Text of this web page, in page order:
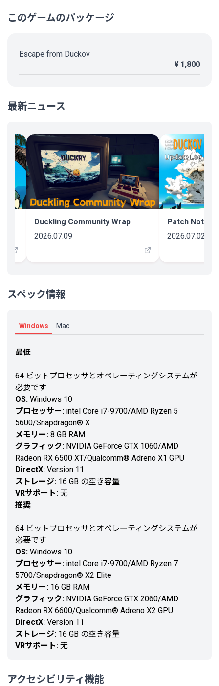
全体的に低難易度を前提とした動きをしてきていると思うけど、その調整のや
ないゲームがあったけど、そのゲームはゲーム性や実際のプレイ感も含め、こ
れはまずクリアをを目指すならToo Easyじゃないと無理だなと自然にそうなっ
た。でもこのゲームは毎回難易度や複数キャラからパーティを選ぶリプレイ性
の高いゲームとかではないから、まあ初見ハードキ◯ガイな自分も悪いとはい
え実際に調整が雑ではあると思う。
し、それに合わせて装備や所持アイテムも自由がなくなるし、他のやり方がで
まあ結局アイテム数制限と重さ制限がバランス悪いかなと思う。装備品の重さ
がかなり容量食うし、弾薬重すぎるし、戦闘自体は硬派でいいからそういう部
分だけはもうちょっとライトでいいのに帰還回数がやたら増えてしまう。だか
らもちろんプレイ時間もやたらと増える。
あとクエストもおつかいなのはもういいけど、拾うアイテム運ゲーはもちろん
OKだけどボスキャラの居る居ないも運ゲーなのはどうだろう。今回いるボスは
これとこれとこれで大体この辺りみたいにマップに表示されるとか、選択クエ
ストのボスは優先して絶対にいるとかしてくれないと、探してもいないから拾
ったアイテム置きに帰るみたいなこれまた無駄が発生しているのが非常にもっ
うところもある。
ここまで長くなると思ってなかったけどよくよく考えるといっぱいあったみた
このゲームのパッケージ
Escape from Duckov
¥ 1,800
最新ニュース
Duckling Community Wrap
2026.07.09
Patch Notes:
2026.07.02
スペック情報
Windows Mac
最低
64 ビットプロセッサとオペレーティングシステムが
必要です
OS: Windows 10
プロセッサー: intel Core i7-9700/AMD Ryzen 5
5600/Snapdragon® X
メモリー: 8 GB RAM
グラフィック: NVIDIA GeForce GTX 1060/AMD
Radeon RX 6500 XT/Qualcomm® Adreno X1 GPU
DirectX: Version 11
ストレージ: 16 GB の空き容量
VRサポート: 无
推奨
64 ビットプロセッサとオペレーティングシステムが
必要です
OS: Windows 10
プロセッサー: intel Core i7-9700/AMD Ryzen 7
5700/Snapdragon® X2 Elite
メモリー: 16 GB RAM
グラフィック: NVIDIA GeForce GTX 2060/AMD
Radeon RX 6600/Qualcomm® Adreno X2 GPU
DirectX: Version 11
ストレージ: 16 GB の空き容量
VRサポート: 无
アクセシビリティ機能